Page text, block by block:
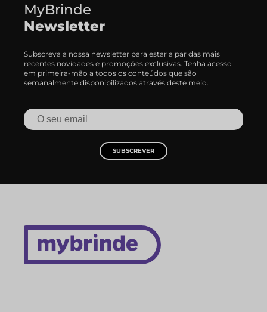
MyBrinde
Newsletter
Subscreva a nossa newsletter para estar a par das mais
recentes novidades e promoções exclusivas. Tenha acesso
em primeira-mão a todos os conteúdos que são
semanalmente disponibilizados através deste meio.
SUBSCREVER